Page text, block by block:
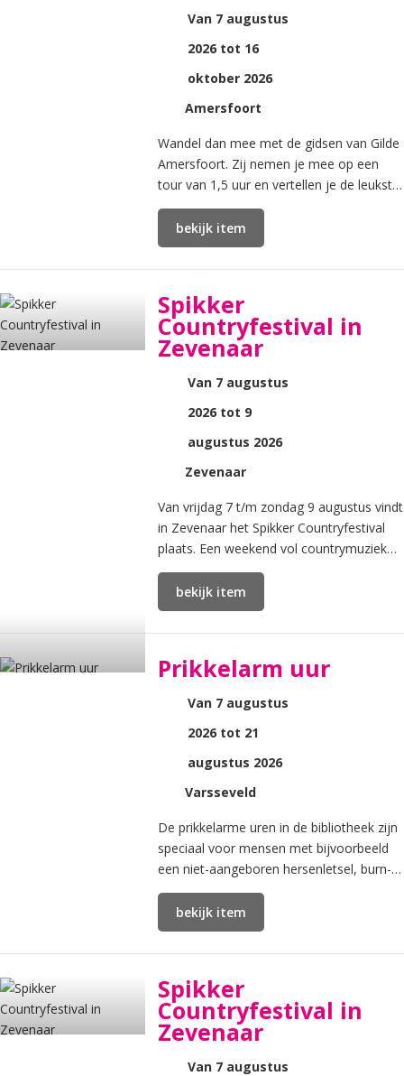
Van 7 augustus
2026 tot 16
oktober 2026
Amersfoort
Wandel dan mee met de gidsen van Gilde
Amersfoort. Zij nemen je mee op een
tour van 1,5 uur en vertellen je de leukste
verhalen. De maximale groepsgrootte is
15 personen.
bekijk item
Spikker
Countryfestival in
Zevenaar
Van 7 augustus
2026 tot 9
augustus 2026
Zevenaar
Van vrijdag 7 t/m zondag 9 augustus vindt
in Zevenaar het Spikker Countryfestival
plaats. Een weekend vol countrymuziek
met live bands en DJ’s op diverse locaties
in de stad.
bekijk item
Prikkelarm uur
Van 7 augustus
2026 tot 21
augustus 2026
Varsseveld
De prikkelarme uren in de bibliotheek zijn
speciaal voor mensen met bijvoorbeeld
een niet-aangeboren hersenletsel, burn-
out, autisme of ziekte.
bekijk item
Spikker
Countryfestival in
Zevenaar
Van 7 augustus